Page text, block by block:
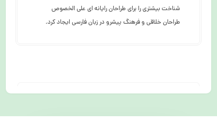
شناخت بیشتری را برای طراحان رایانه ای علی الخصوص
طراحان خلاقی و فرهنگ پیشرو در زبان فارسی ایجاد کرد.